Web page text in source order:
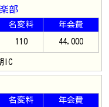
部
名変料 年会費
110 44,000
IC
名変料 年会費